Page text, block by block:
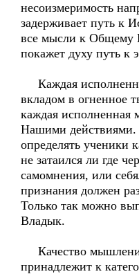
несоизмеримость
задерживает путь к
все мысли к Общему
покажет духу путь к
Каждая
вкладом в огненное
каждая исполненная
Нашими
определять ученики
не затаился ли где
самомнения, или
признания должен
Только так можно
Владык.
Качество
принадлежит к